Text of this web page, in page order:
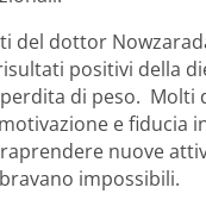
del dottor
positivi della
di peso. Molti
e fiducia
nuove
impossibili.